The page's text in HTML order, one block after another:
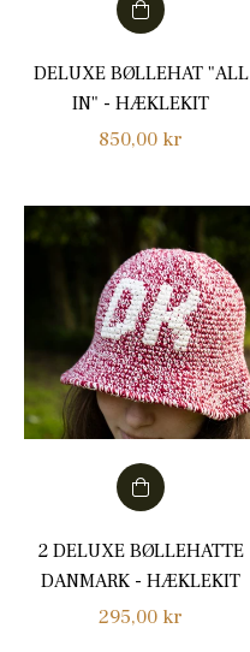
DELUXE BØLLEHAT "ALL
IN" - HÆKLEKIT
Normalpris
850,00 kr
2 DELUXE BØLLEHATTE
DANMARK - HÆKLEKIT
Normalpris
295,00 kr